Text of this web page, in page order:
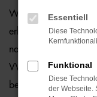
Wer zu uns und
erhält viele
natürlich auch für
VW Taigo
bewährten und
Essentiell
Diese
Funktional
Diese
der Webseite.